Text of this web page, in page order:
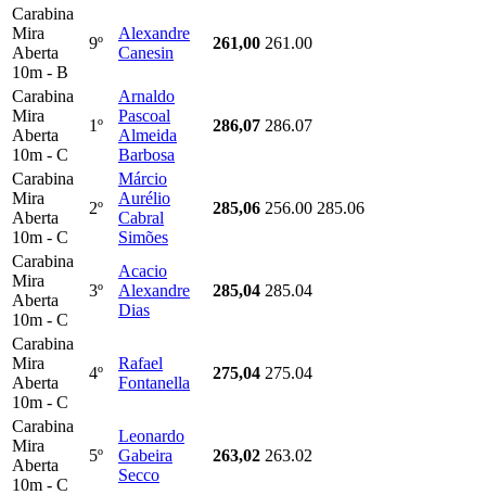
Carabina
Mira
Aberta
10m - B
9º
Alexandre
Canesin
261,00 261.00
Carabina
Mira
Aberta
10m - C
1º
Arnaldo
Pascoal
Almeida
Barbosa
286,07 286.07
Carabina
Mira
Aberta
10m - C
2º
Márcio
Aurélio
Cabral
Simões
285,06 256.00 285.06
Carabina
Mira
Aberta
10m - C
3º
Acacio
Alexandre
Dias
285,04 285.04
Carabina
Mira
Aberta
10m - C
4º
Rafael
Fontanella
275,04 275.04
Carabina
Mira
Aberta
10m - C
5º
Leonardo
Gabeira
Secco
263,02 263.02